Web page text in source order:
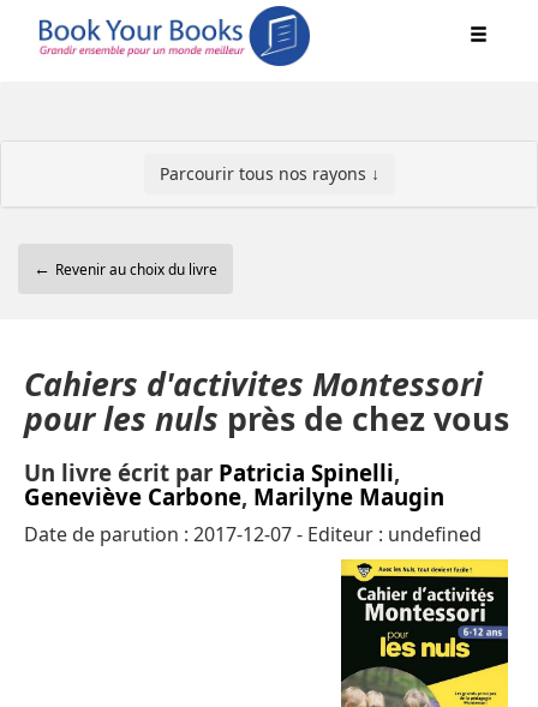
Parcourir tous nos rayons ↓
← Revenir au choix du livre
Cahiers d'activites Montessori
pour les nuls près de chez vous
Un livre écrit par Patricia Spinelli,
Geneviève Carbone, Marilyne Maugin
Date de parution : 2017-12-07 - Editeur : undefined